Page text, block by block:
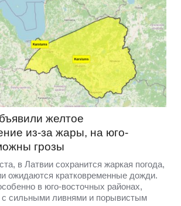
желтое
из-за жары, на юго-
грозы
в Латвии сохранится жаркая погода,
ожидаются кратковременные дожди.
в юго-восточных районах,
с сильными ливнями и порывистым